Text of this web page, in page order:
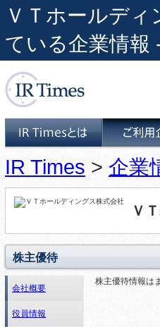
ＶＴホールデ
ている企業情報
IR Timesとは ご利用
IR Times > 企業
Ｖ
株主優待
会社概要
役員情報
株主優待情報は